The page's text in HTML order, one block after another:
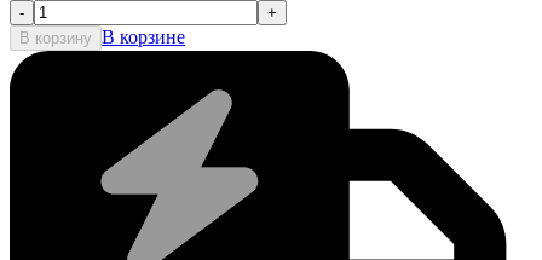
-
+
В корзину В корзине